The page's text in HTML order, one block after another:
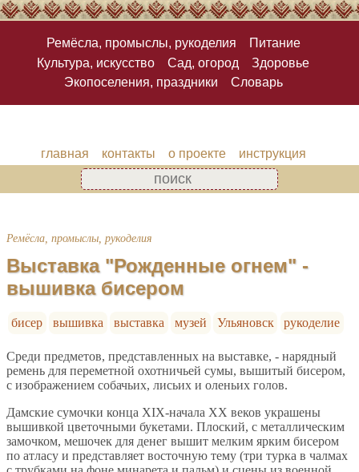
Ремёсла, промыслы, рукоделия
Питание
Культура, искусство
Сад, огород
Здоровье
Экопоселения, праздники
Словарь
главная контакты о проекте инструкция
Ремёсла, промыслы, рукоделия
Выставка "Рожденные огнем" -
вышивка бисером
бисер вышивка выставка музей Ульяновск рукоделие
Среди предметов, представленных на выставке, - нарядный
ремень для переметной охотничьей сумы, вышитый бисером,
с изображением собачьих, лисьих и оленьих голов.
Дамские сумочки конца XIX-начала XX веков украшены
вышивкой цветочными букетами. Плоский, с металлическим
замочком, мешочек для денег вышит мелким ярким бисером
по атласу и представляет восточную тему (три турка в чалмах